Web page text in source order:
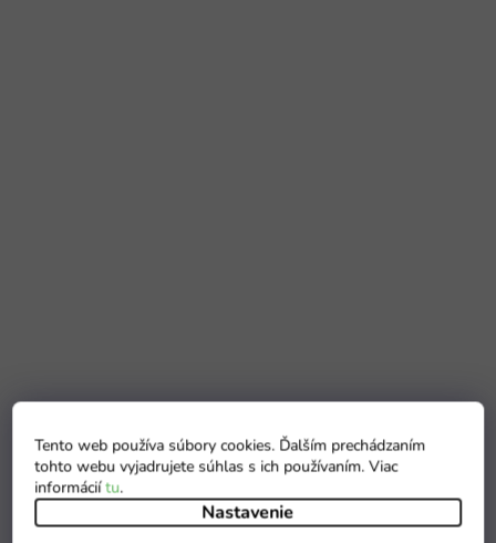
Tento web používa súbory cookies. Ďalším prechádzaním
tohto webu vyjadrujete súhlas s ich používaním. Viac
informáciítu.
Nastavenie